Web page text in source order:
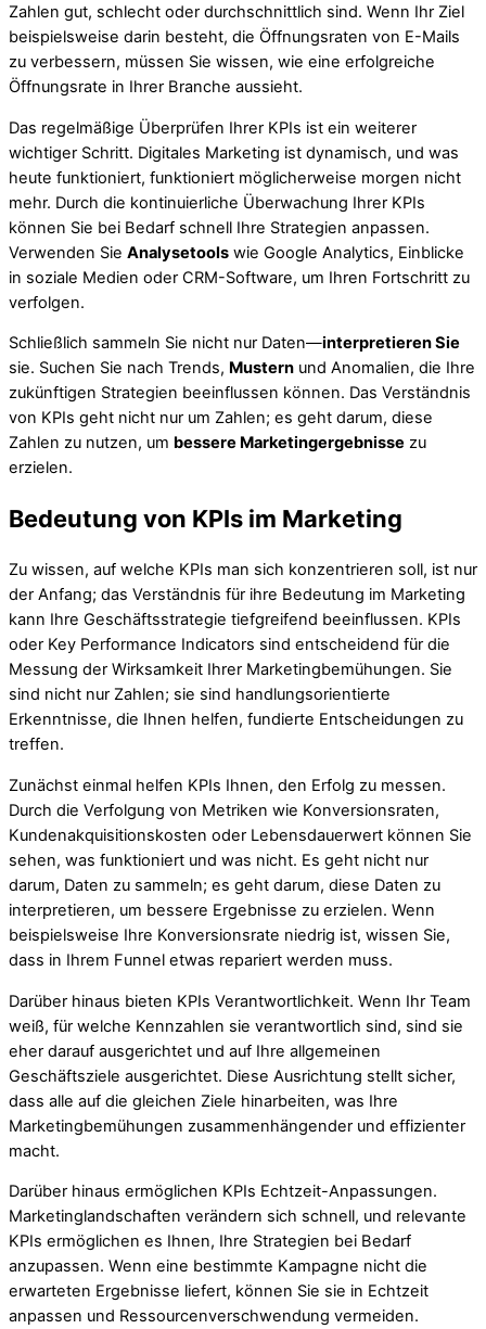
Zahlen gut, schlecht oder durchschnittlich sind. Wenn Ihr Ziel
beispielsweise darin besteht, die Öffnungsraten von E-Mails
zu verbessern, müssen Sie wissen, wie eine erfolgreiche
Öffnungsrate in Ihrer Branche aussieht.
Das regelmäßige Überprüfen Ihrer KPIs ist ein weiterer
wichtiger Schritt. Digitales Marketing ist dynamisch, und was
heute funktioniert, funktioniert möglicherweise morgen nicht
mehr. Durch die kontinuierliche Überwachung Ihrer KPIs
können Sie bei Bedarf schnell Ihre Strategien anpassen.
Verwenden Sie Analysetools wie Google Analytics, Einblicke
in soziale Medien oder CRM-Software, um Ihren Fortschritt zu
verfolgen.
Schließlich sammeln Sie nicht nur Daten—interpretieren Sie
sie. Suchen Sie nach Trends, Mustern und Anomalien, die Ihre
zukünftigen Strategien beeinflussen können. Das Verständnis
von KPIs geht nicht nur um Zahlen; es geht darum, diese
Zahlen zu nutzen, um bessere Marketingergebnisse zu
erzielen.
Bedeutung von KPIs im Marketing
Zu wissen, auf welche KPIs man sich konzentrieren soll, ist nur
der Anfang; das Verständnis für ihre Bedeutung im Marketing
kann Ihre Geschäftsstrategie tiefgreifend beeinflussen. KPIs
oder Key Performance Indicators sind entscheidend für die
Messung der Wirksamkeit Ihrer Marketingbemühungen. Sie
sind nicht nur Zahlen; sie sind handlungsorientierte
Erkenntnisse, die Ihnen helfen, fundierte Entscheidungen zu
treffen.
Zunächst einmal helfen KPIs Ihnen, den Erfolg zu messen.
Durch die Verfolgung von Metriken wie Konversionsraten,
Kundenakquisitionskosten oder Lebensdauerwert können Sie
sehen, was funktioniert und was nicht. Es geht nicht nur
darum, Daten zu sammeln; es geht darum, diese Daten zu
interpretieren, um bessere Ergebnisse zu erzielen. Wenn
beispielsweise Ihre Konversionsrate niedrig ist, wissen Sie,
dass in Ihrem Funnel etwas repariert werden muss.
Darüber hinaus bieten KPIs Verantwortlichkeit. Wenn Ihr Team
weiß, für welche Kennzahlen sie verantwortlich sind, sind sie
eher darauf ausgerichtet und auf Ihre allgemeinen
Geschäftsziele ausgerichtet. Diese Ausrichtung stellt sicher,
dass alle auf die gleichen Ziele hinarbeiten, was Ihre
Marketingbemühungen zusammenhängender und effizienter
macht.
Darüber hinaus ermöglichen KPIs Echtzeit-Anpassungen.
Marketinglandschaften verändern sich schnell, und relevante
KPIs ermöglichen es Ihnen, Ihre Strategien bei Bedarf
anzupassen. Wenn eine bestimmte Kampagne nicht die
erwarteten Ergebnisse liefert, können Sie sie in Echtzeit
anpassen und Ressourcenverschwendung vermeiden.